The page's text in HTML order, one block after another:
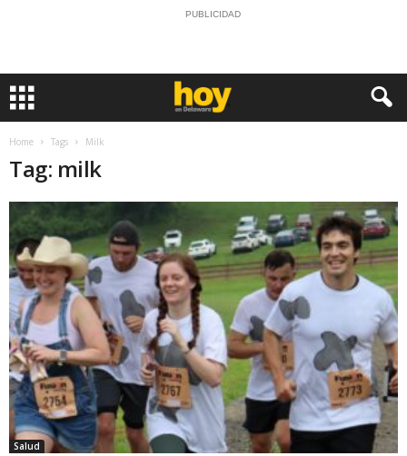
PUBLICIDAD
Home Tags Milk
Tag: milk
Salud